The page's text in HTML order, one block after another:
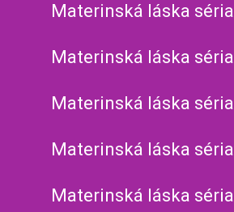
Materinská láska
Materinská láska
Materinská láska
Materinská láska
Materinská láska